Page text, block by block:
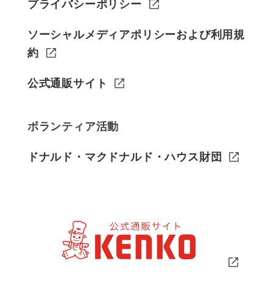
プライバシーポリシー
ソーシャルメディアポリシーおよび利用規
約
公式通販サイト
ボランティア活動
ドナルド・マクドナルド・ハウス財団